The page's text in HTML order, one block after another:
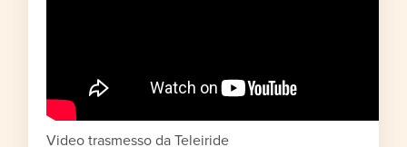
Video trasmesso da Teleiride